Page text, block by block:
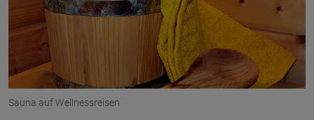
Sauna auf Wellnessreisen